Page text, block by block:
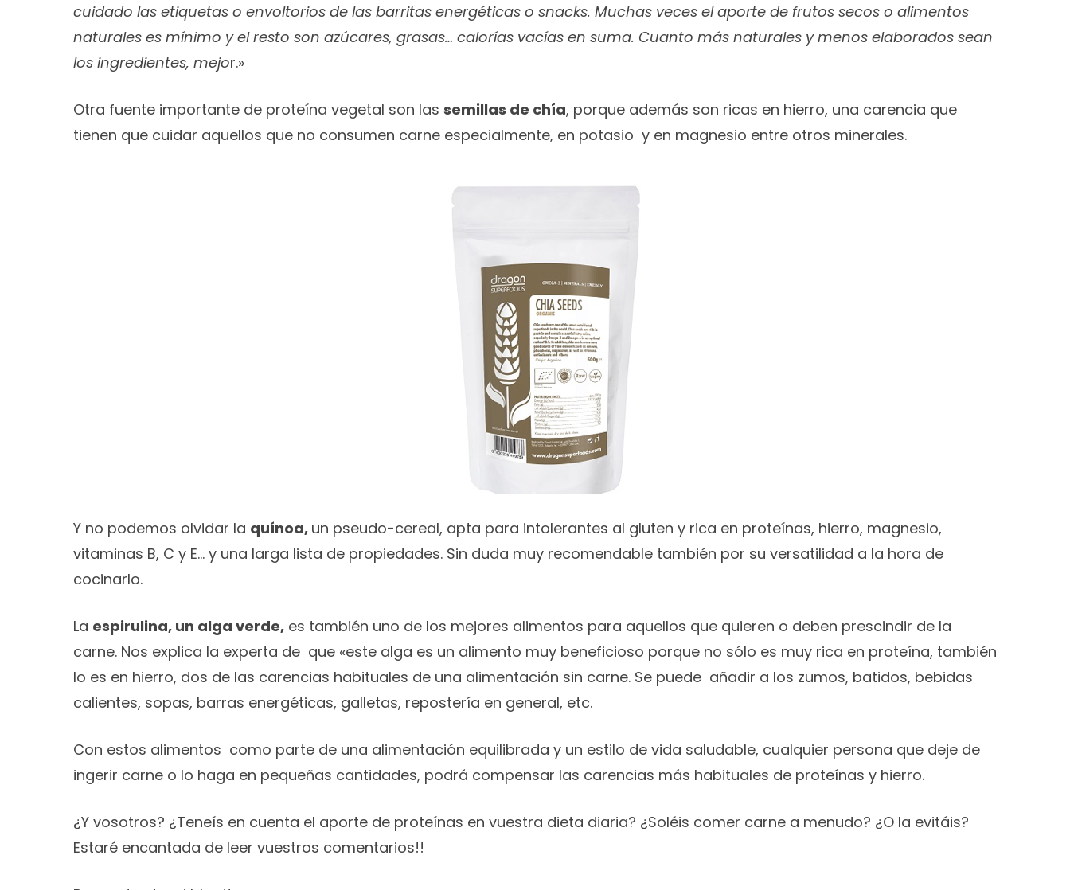
cuidado las etiquetas o envoltorios de las barritas energéticas o snacks. Muchas veces el aporte de frutos secos o alimentos
naturales es mínimo y el resto son azúcares, grasas… calorías vacías en suma. Cuanto más naturales y menos elaborados sean
los ingredientes, mejor.»
Otra fuente importante de proteína vegetal son las semillas de chía, porque además son ricas en hierro, una carencia que
tienen que cuidar aquellos que no consumen carne especialmente, en potasio y en magnesio entre otros minerales.
Y no podemos olvidar la quínoa, un pseudo-cereal, apta para intolerantes al gluten y rica en proteínas, hierro, magnesio,
vitaminas B, C y E… y una larga lista de propiedades. Sin duda muy recomendable también por su versatilidad a la hora de
cocinarlo.
La espirulina, un alga verde, es también uno de los mejores alimentos para aquellos que quieren o deben prescindir de la
carne. Nos explica la experta de que «este alga es un alimento muy beneficioso porque no sólo es muy rica en proteína, también
lo es en hierro, dos de las carencias habituales de una alimentación sin carne. Se puede añadir a los zumos, batidos, bebidas
calientes, sopas, barras energéticas, galletas, repostería en general, etc.
Con estos alimentos como parte de una alimentación equilibrada y un estilo de vida saludable, cualquier persona que deje de
ingerir carne o lo haga en pequeñas cantidades, podrá compensar las carencias más habituales de proteínas y hierro.
¿Y vosotros? ¿Teneís en cuenta el aporte de proteínas en vuestra dieta diaria? ¿Soléis comer carne a menudo? ¿O la evitáis?
Estaré encantada de leer vuestros comentarios!!